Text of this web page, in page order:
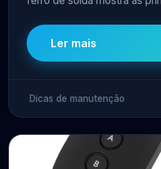
Ler mais
Dicas de manutenção